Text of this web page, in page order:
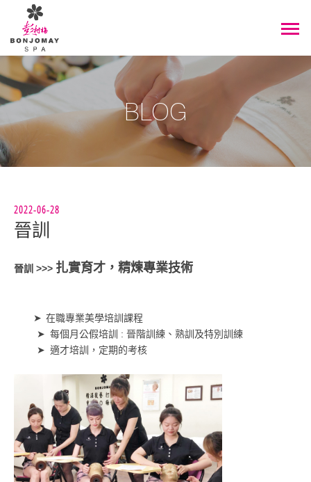
BLOG
2022-06-28
晉訓
晉訓 >>> 扎實育才，精煉專業技術
➤ 在職專業美學培訓課程
➤每個月公假培訓 : 晉階訓練、熟訓及特別訓練
➤適才培訓，定期的考核